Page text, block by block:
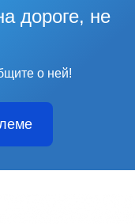
дороге, не
о ней!